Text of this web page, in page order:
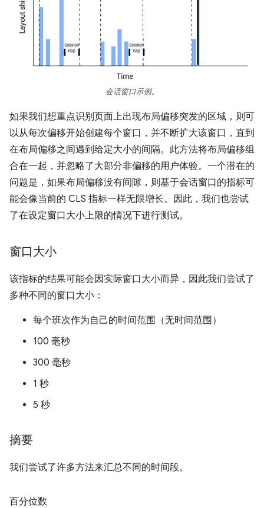
会话窗口示例。
如果我们想重点识别页面上出现布局偏移突发的区域，则可
以从每次偏移开始创建每个窗口，并不断扩大该窗口，直到
在布局偏移之间遇到给定大小的间隔。此方法将布局偏移组
合在一起，并忽略了大部分非偏移的用户体验。一个潜在的
问题是，如果布局偏移没有间隙，则基于会话窗口的指标可
能会像当前的 CLS 指标一样无限增长。因此，我们也尝试
了在设定窗口大小上限的情况下进行测试。
窗口大小
该指标的结果可能会因实际窗口大小而异，因此我们尝试了
多种不同的窗口大小：
每个班次作为自己的时间范围（无时间范围）
100 毫秒
300 毫秒
1 秒
5 秒
摘要
我们尝试了许多方法来汇总不同的时间段。
百分位数